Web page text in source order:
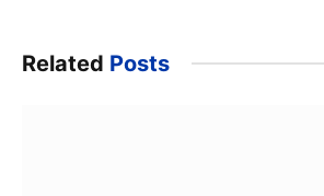
Related Posts